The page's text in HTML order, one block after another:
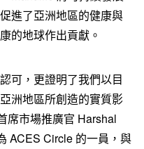
進了亞洲地區的健康與
的地球作出貢獻。
可，更證明了我們以目
洲地區所創造的實質影
席市場推廣官 Harshal
ACES Circle 的一員，與